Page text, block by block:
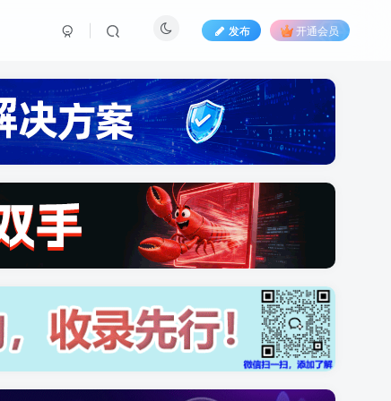
发布 开通会员